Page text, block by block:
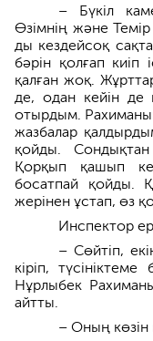
– Бүкіл
Өзімнің және
ды кездейсоқ
бәрін қолғап киіп
қалған жоқ.
де, одан кейін де
отырдым. Рахиманың
жазбалар
қойды.
Қорқып қашып
босатпай қойды.
жерінен ұстап, өз
Инспектор
– Сөйтіп,
кіріп,
Нұрлыбек
айтты.
– Оның көзін